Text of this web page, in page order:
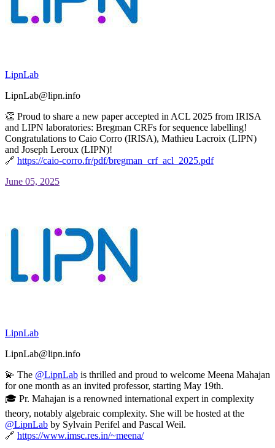
LipnLab
LipnLab@lipn.info
👏 Proud to share a new paper accepted in ACL 2025 from IRISA
and LIPN laboratories: Bregman CRFs for sequence labelling!
Congratulations to Caio Corro (IRISA), Mathieu Lacroix (LIPN)
and Joseph Leroux (LIPN)!
🔗 https://caio-corro.fr/pdf/bregman_crf_ acl_2025.pdf
June 05, 2025
LipnLab
LipnLab@lipn.info
💫 The @LipnLab is thrilled and proud to welcome Meena Mahajan
for one month as an invited professor, starting May 19th.
🎓 Pr. Mahajan is a renowned international expert in complexity
theory, notably algebraic complexity. She will be hosted at the
@LipnLab by Sylvain Perifel and Pascal Weil.
🔗 https://www.imsc.res.in/~meena/